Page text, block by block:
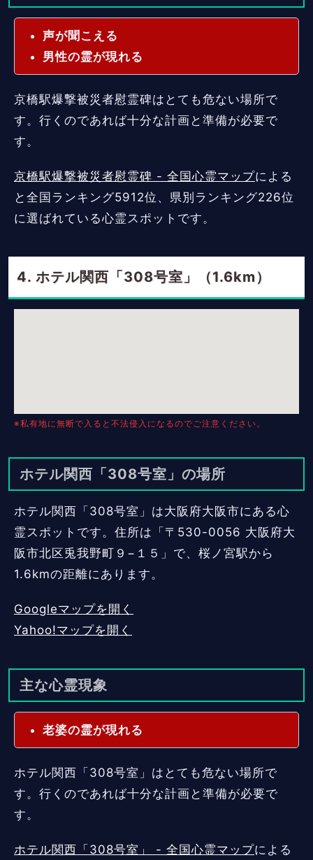
声が聞こえる
男性の霊が現れる
京橋駅爆撃被災者慰霊碑はとても危ない場所で
す。行くのであれば十分な計画と準備が必要で
す。
京橋駅爆撃被災者慰霊碑 - 全国心霊マップによる
と全国ランキング5912位、県別ランキング226位
に選ばれている心霊スポットです。
ホテル関西「308号室」（1.6km）
※私有地に無断で入ると不法侵入になるのでご注意ください。
ホテル関西「308号室」の場所
ホテル関西「308号室」は大阪府大阪市にある心
霊スポットです。住所は「〒530-0056 大阪府大
阪市北区兎我野町９−１５」で、桜ノ宮駅から
1.6kmの距離にあります。
Googleマップを開く
Yahoo!マップを開く
主な心霊現象
老婆の霊が現れる
ホテル関西「308号室」はとても危ない場所で
す。行くのであれば十分な計画と準備が必要で
す。
ホテル関西「308号室」 - 全国心霊マップによる